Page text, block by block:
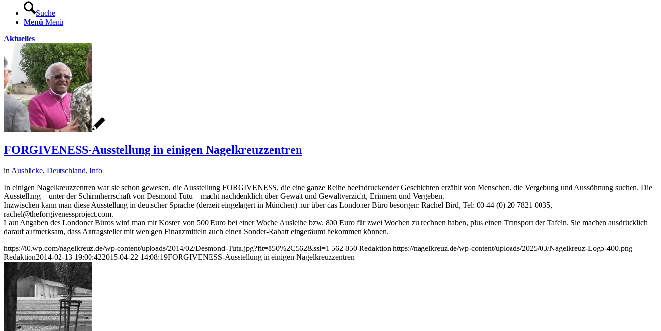
Suche
Menü Menü
Aktuelles
FORGIVENESS-Ausstellung in einigen Nagelkreuzzentren
in Ausblicke, Deutschland, Info
In einigen Nagelkreuzzentren war sie schon gewesen, die Ausstellung FORGIVENESS, die eine ganze Reihe beeindruckender Geschichten erzählt von Menschen, die Vergebung und Aussöhnung suchen. Die
Ausstellung – unter der Schirmherrschaft von Desmond Tutu – macht nachdenklich über Gewalt und Gewaltverzicht, Erinnern und Vergeben.
Inzwischen kann man diese Ausstellung in deutscher Sprache (derzeit eingelagert in München) nur über das Londoner Büro besorgen: Rachel Bird, Tel: 00 44 (0) 20 7821 0035,
rachel@theforgivenessproject.com.
Laut Angaben des Londoner Büros wird man mit Kosten von 500 Euro bei einer Woche Ausleihe bzw. 800 Euro für zwei Wochen zu rechnen haben, plus einen Transport der Tafeln. Sie machen ausdrücklich
darauf aufmerksam, dass Antragsteller mit wenigen Finanzmitteln auch einen Sonder-Rabatt eingeräumt bekommen können.
https://i0.wp.com/nagelkreuz.de/wp-content/uploads/2014/02/Desmond-Tutu.jpg?fit=850%2C562&ssl=1 562 850 Redaktion https://nagelkreuz.de/wp-content/uploads/2025/03/Nagelkreuz-Logo-400.png
Redaktion2014-02-13 19:00:422015-04-22 14:08:19FORGIVENESS-Ausstellung in einigen Nagelkreuzzentren